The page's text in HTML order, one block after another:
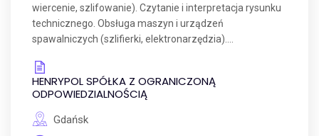
wiercenie, szlifowanie). Czytanie i interpretacja rysunku
technicznego. Obsługa maszyn i urządzeń
spawalniczych (szlifierki, elektronarzędzia)....
HENRYPOL SPÓŁKA Z OGRANICZONĄ
ODPOWIEDZIALNOŚCIĄ
Gdańsk